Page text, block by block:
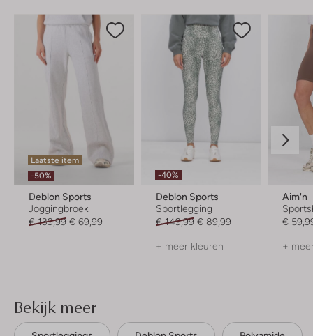
Laatste item
-50%
Deblon Sports
Joggingbroek
€ 139,99 € 69,99
-40%
Deblon Sports
Sportlegging
€ 149,99 € 89,99
+ meer kleuren
Aim'n
€
+
Bekijk meer